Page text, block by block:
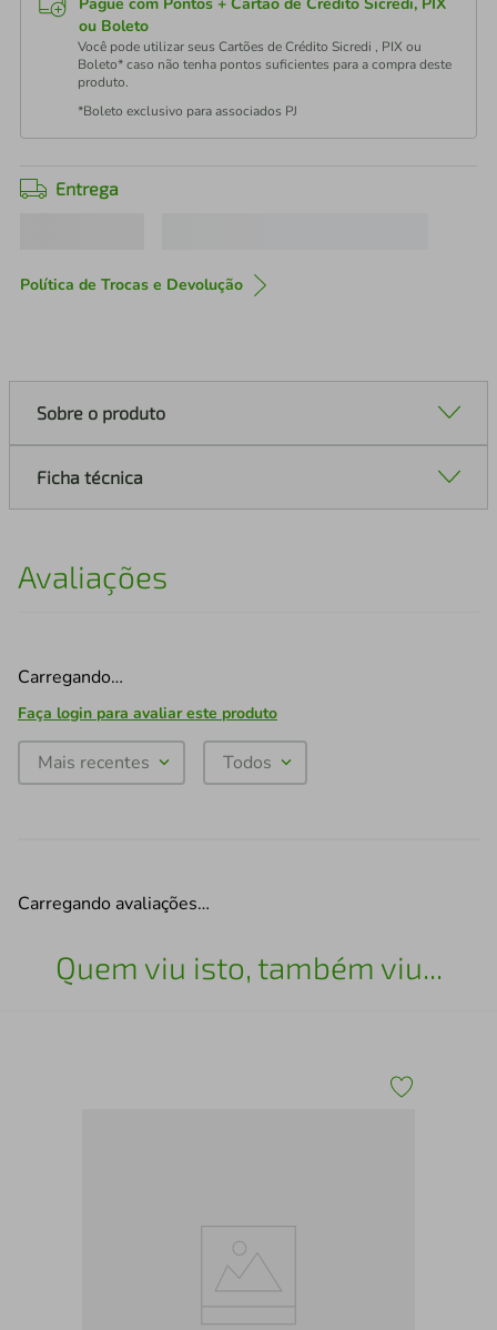
ou Boleto
Você pode utilizar seus Cartões de Crédito Sicredi , PIX ou
Boleto* caso não tenha pontos suficientes para a compra deste
produto.
*Boleto exclusivo para associados PJ
Entrega
Política de Trocas e Devolução
Sobre o produto
Ficha técnica
Avaliações
Carregando…
Faça login para avaliar este produto
Mais recentes Todos
Carregando avaliações…
Quem viu isto, também viu...